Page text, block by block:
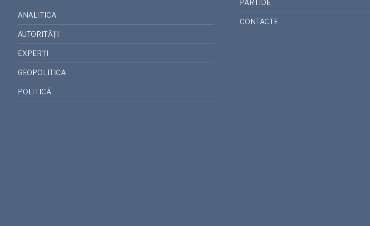
ANALITICA
AUTORITĂȚI
EXPERȚI
GEOPOLITICA
POLITICĂ
PARTIDE
CONTACTE